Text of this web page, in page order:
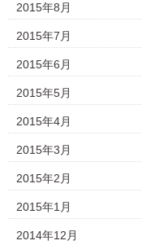
2015年8月
2015年7月
2015年6月
2015年5月
2015年4月
2015年3月
2015年2月
2015年1月
2014年12月